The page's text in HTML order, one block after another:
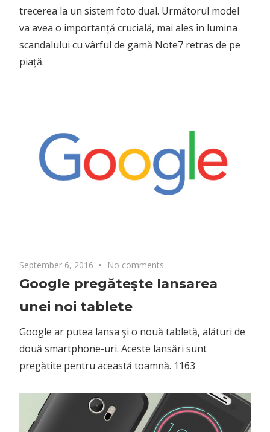
trecerea la un sistem foto dual. Următorul model
va avea o importanță crucială, mai ales în lumina
scandalului cu vârful de gamă Note7 retras de pe
piață.
September 6, 2016 No comments
Google pregăteşte lansarea
unei noi tablete
Google ar putea lansa şi o nouă tabletă, alături de
două smartphone-uri. Aceste lansări sunt
pregătite pentru această toamnă. 1163